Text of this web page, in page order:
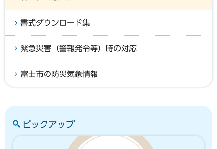
書式ダウンロード集
緊急災害（警報発令等）時の対応
富士市の防災気象情報
ピックアップ